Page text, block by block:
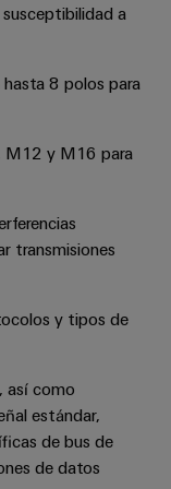
a
8 polos para
M12 y M16 para
transmisiones
y tipos de
así como
estándar,
de bus de
de datos